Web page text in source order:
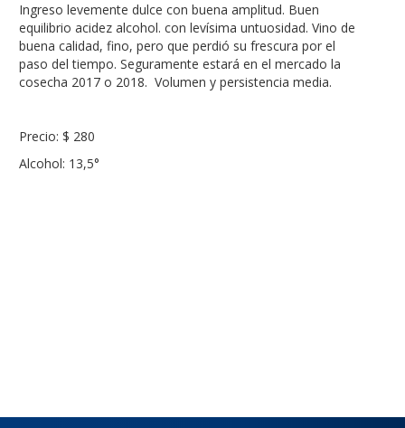
Ingreso levemente dulce con buena amplitud. Buen
equilibrio acidez alcohol. con levísima untuosidad. Vino de
buena calidad, fino, pero que perdió su frescura por el
paso del tiempo. Seguramente estará en el mercado la
cosecha 2017 o 2018. Volumen y persistencia media.
Precio: $ 280
Alcohol: 13,5°